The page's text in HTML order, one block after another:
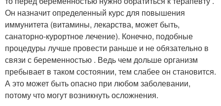
Он назначит определенный курс для повышения
иммунитета (витамины, лекарства, может быть,
санаторно-курортное лечение). Конечно, подобные
процедуры лучше провести раньше и не обязательно в
связи с беременностью . Ведь чем дольше организм
пребывает в таком состоянии, тем слабее он становится.
А это может быть опасно при любом заболевании,
потому что могут возникнуть осложнения.